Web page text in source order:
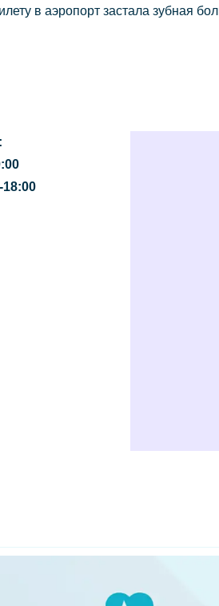
в аэропорт застала зубная